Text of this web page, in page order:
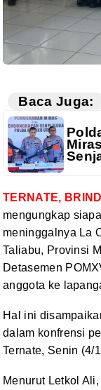
Baca Juga:
TERNATE,
mengungkap
meninggalnya La
Taliabu, Provinsi
Detasemen
anggota ke
Hal ini
dalam konfrensi
Ternate, Senin (4/
Menurut Letkol